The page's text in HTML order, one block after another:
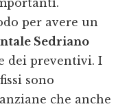
per avere un
Sedriano
dei preventivi. I
sono
che anche